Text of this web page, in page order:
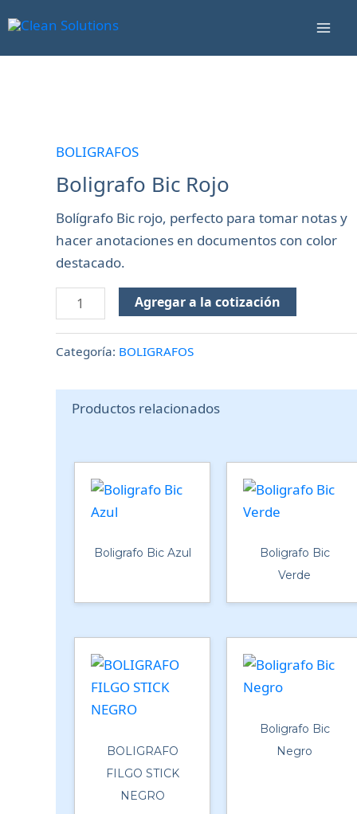
al
contenido
BOLIGRAFOS
Boligrafo Bic Rojo
Bolígrafo Bic rojo, perfecto para tomar notas y
hacer anotaciones en documentos con color
destacado.
Rojo
cantidad
Agregar a la cotización
Categoría: BOLIGRAFOS
Productos relacionados
Boligrafo Bic Azul
Boligrafo Bic
Verde
BOLIGRAFO
FILGO STICK
NEGRO
Boligrafo Bic
Negro